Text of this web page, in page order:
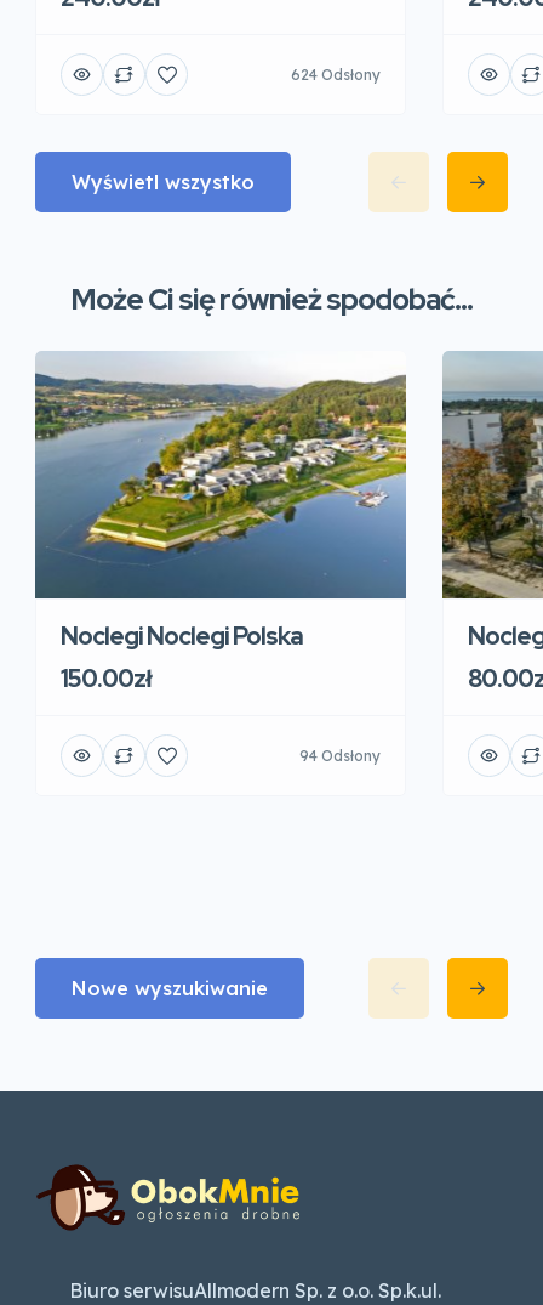
624 Odsłony
Wyświetl wszystko
Może Ci się również spodobać...
Noclegi Noclegi Polska
150.00zł
94 Odsłony
Nowe wyszukiwanie
Biuro serwisuAllmodern Sp. z o.o. Sp.k.ul.